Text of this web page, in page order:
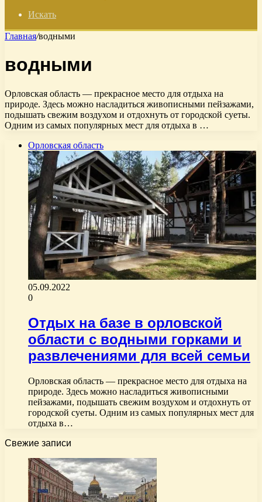
Искать
Главная/водными
водными
Орловская область — прекрасное место для отдыха на
природе. Здесь можно насладиться живописными пейзажами,
подышать свежим воздухом и отдохнуть от городской суеты.
Одним из самых популярных мест для отдыха в …
Орловская область
05.09.2022
0
Отдых на базе в орловской
области с водными горками и
развлечениями для всей семьи
Орловская область — прекрасное место для отдыха на
природе. Здесь можно насладиться живописными
пейзажами, подышать свежим воздухом и отдохнуть от
городской суеты. Одним из самых популярных мест для
отдыха в…
Свежие записи